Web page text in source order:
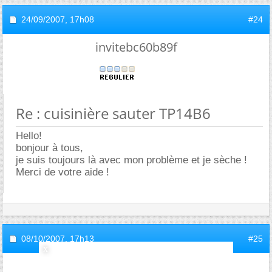
24/09/2007, 17h08 #24
invitebc60b89f
Re : cuisinière sauter TP14B6
Hello!
bonjour à tous,
je suis toujours là avec mon problème et je sèche !
Merci de votre aide !
08/10/2007, 17h13 #25